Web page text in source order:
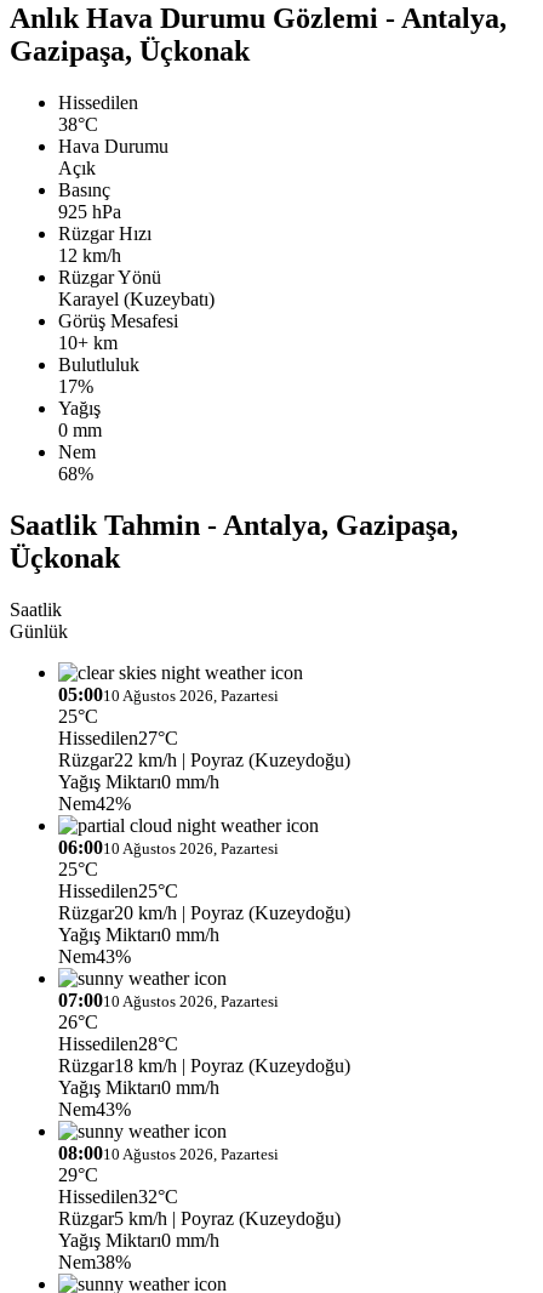
Anlık Hava Durumu Gözlemi - Antalya,
Gazipaşa, Üçkonak
Hissedilen
38°C
Hava Durumu
Açık
Basınç
925 hPa
Rüzgar Hızı
12 km/h
Rüzgar Yönü
Karayel (Kuzeybatı)
Görüş Mesafesi
10+ km
Bulutluluk
17%
Yağış
0 mm
Nem
68%
Saatlik Tahmin - Antalya, Gazipaşa,
Üçkonak
Saatlik
Günlük
05:0010 Ağustos 2026, Pazartesi
25°C
Hissedilen27°C
Rüzgar22 km/h | Poyraz (Kuzeydoğu)
Yağış Miktarı0 mm/h
Nem42%
06:0010 Ağustos 2026, Pazartesi
25°C
Hissedilen25°C
Rüzgar20 km/h | Poyraz (Kuzeydoğu)
Yağış Miktarı0 mm/h
Nem43%
07:0010 Ağustos 2026, Pazartesi
26°C
Hissedilen28°C
Rüzgar18 km/h | Poyraz (Kuzeydoğu)
Yağış Miktarı0 mm/h
Nem43%
08:0010 Ağustos 2026, Pazartesi
29°C
Hissedilen32°C
Rüzgar5 km/h | Poyraz (Kuzeydoğu)
Yağış Miktarı0 mm/h
Nem38%